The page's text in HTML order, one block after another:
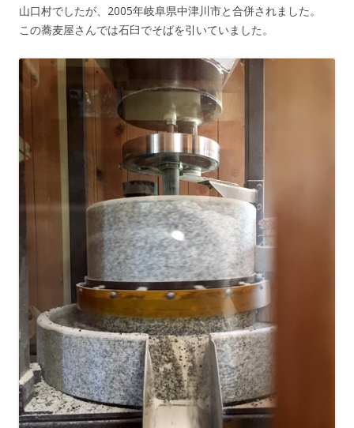
山口村でしたが、2005年岐阜県中津川市と合併されました。
この蕎麦屋さんでは石臼でそばを引いていました。